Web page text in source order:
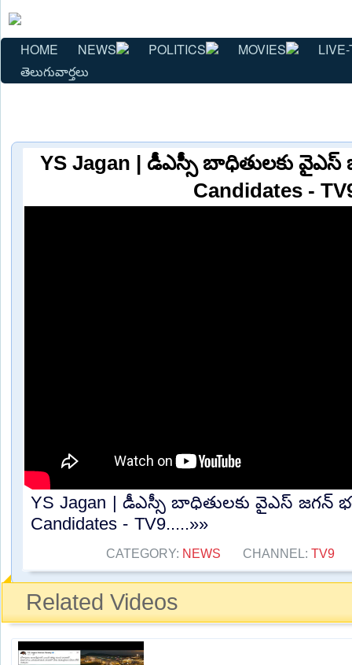
HOME NEWS POLITICS MOVIES
తెలుగువార్తలు
YS Jagan | డీఎస్సీ బాధితులకు
Candidates -
YS Jagan | డీఎస్సీ బాధితులకు వైఎస్ జగన్
Candidates - TV9.....»»
CATEGORY: NEWS CHANNEL: TV9
Related Videos